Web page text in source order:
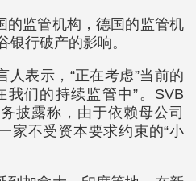
的监管机构，德国的监管机
银行破产的影响。
人表示，“正在考虑”当前的
我们的持续监管中”。SVB
披露称，由于依赖母公司
家不受资本要求约束的“小